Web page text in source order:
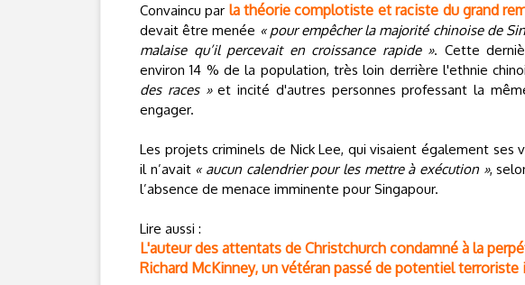
Convaincu par la théorie complotiste et raciste du grand
devait être menée « pour empêcher la majorité chinoise de
malaise qu’il percevait en croissance rapide ». Cette
environ 14 % de la population, très loin derrière l'ethnie
des races »et incité d'autres personnes professant la
engager.
Les projets criminels de Nick Lee, qui visaient également ses
il n’avait « aucun calendrier pour les mettre à exécution »,
l’absence de menace imminente pour Singapour.
Lire aussi :
L'auteur des attentats de Christchurch condamné à la
Richard McKinney, un vétéran passé de potentiel